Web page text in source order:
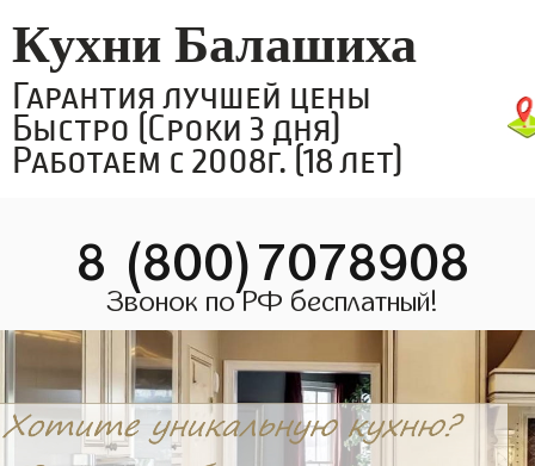
Кухни Балашиха
Гарантия лучшей цены
Быстро (Сроки 3 дня)
Работаем с 2008г. (18 лет)
8 (800)7078908
Звонок по РФ бесплатный!